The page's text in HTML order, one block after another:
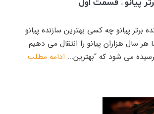
10 سازنده برتر پیانو چه کسی بهترین سازنده پیانو
هر سال هزاران پیانو را انتقال می دهیم
می شود که “بهترین... ادامه مطلب